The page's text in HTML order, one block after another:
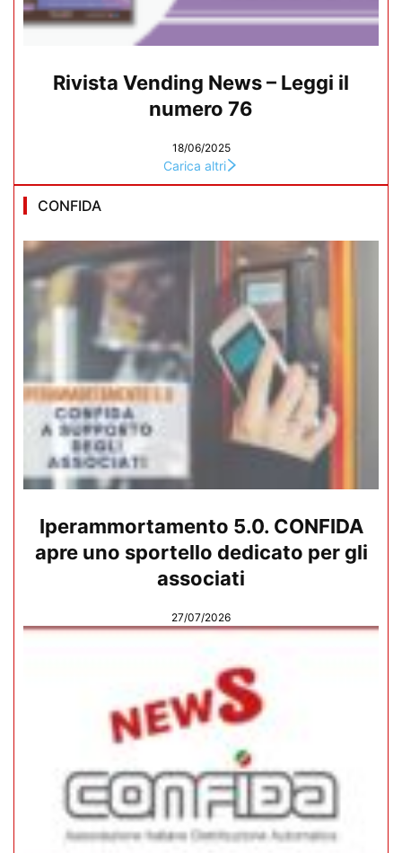
Rivista Vending News – Leggi il
numero 76
18/06/2025
Carica altri
CONFIDA
Iperammortamento 5.0. CONFIDA
apre uno sportello dedicato per gli
associati
27/07/2026